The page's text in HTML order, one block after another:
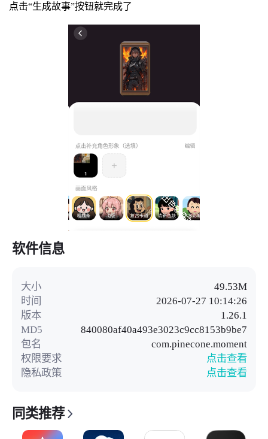
点击“生成故事”按钮就完成了
软件信息
大小
49.53M
时间
2026-07-27 10:14:26
版本
1.26.1
MD5
840080af40a493e3023c9cc8153b9be7
包名
com.pinecone.moment
权限要求
点击查看
隐私政策
点击查看
同类推荐